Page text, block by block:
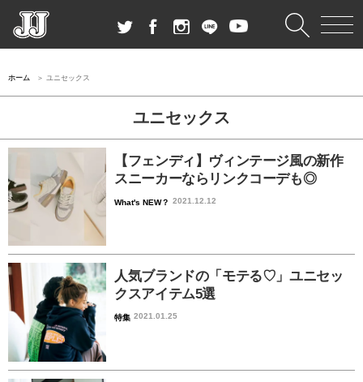
ホーム ユニセックス
ユニセックス
【フェンディ】ヴィンテージ風の新作
スニーカーならリンクコーデも◎
What's NEW？ 2021.12.12
人気ブランドの「モテる♡」ユニセッ
クスアイテム5選
特集 2021.01.25